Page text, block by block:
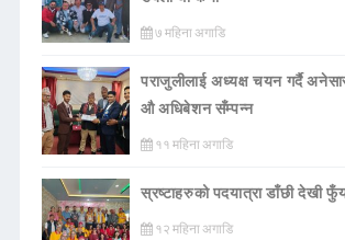
७ महिना अगाडि
पराजुलीलाई अध्यक्ष चयन गर्दै
औ अधिबेशन सँम्पन्न
११ महिना अगाडि
स्रष्टाहरुको पदयात्रा डाँछी देखी
१२ महिना अगाडि